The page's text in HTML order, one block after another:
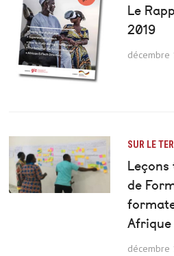
Le
2019
décembre
SUR LE
Leçons
de
Afrique
décembre